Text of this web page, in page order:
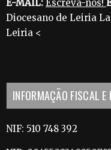
E-MAIL: Escreva-nos!
Diocesano de Leiria
Leiria <
INFORMAÇÃO FISCAL E
NIF: 510 748 392